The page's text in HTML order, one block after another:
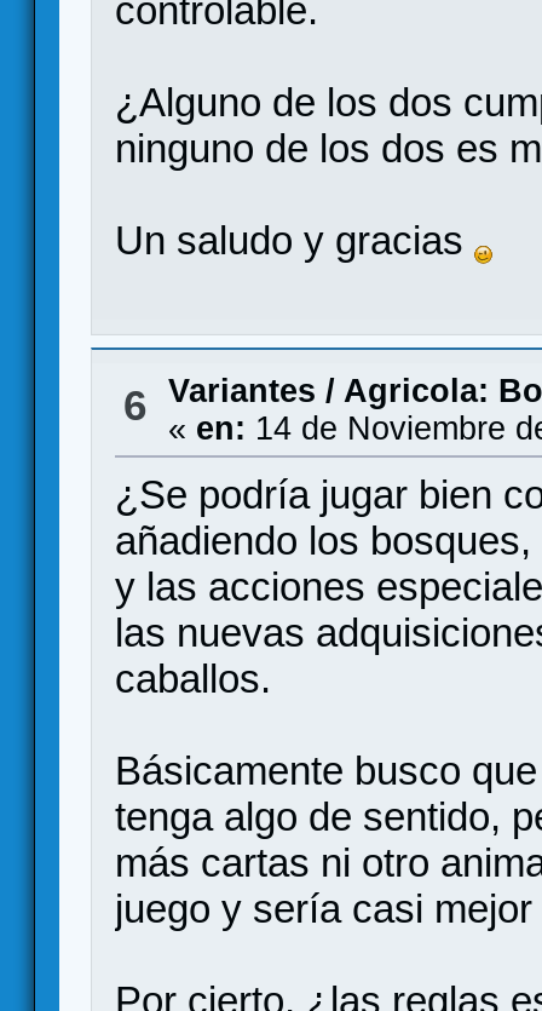
controlable.
¿Alguno de los dos
ninguno de los dos es
Un saludo y gracias
6 Variantes / Agricola:
« en: 14 de Noviembre
¿Se podría jugar bien
añadiendo los
y las acciones
las nuevas
caballos.
Básicamente busco
tenga algo de sentido,
más cartas ni otro
juego y sería casi
Por cierto, ¿las reglas